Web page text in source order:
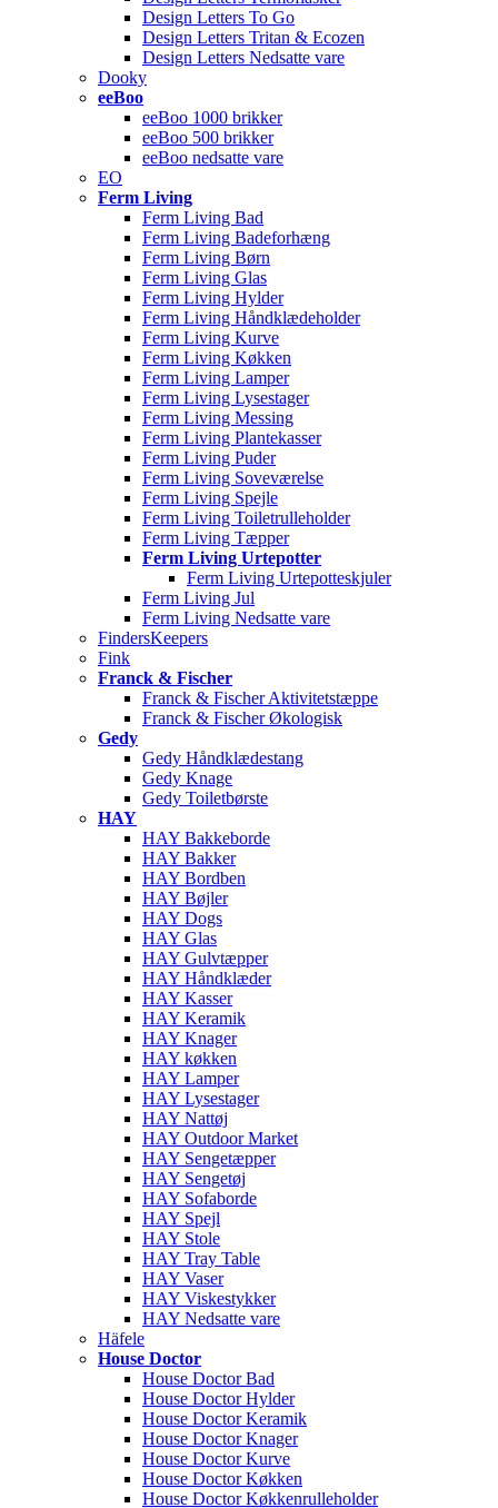
Design Letters To Go
Design Letters Tritan & Ecozen
Design Letters Nedsatte vare
Dooky
eeBoo
eeBoo 1000 brikker
eeBoo 500 brikker
eeBoo nedsatte vare
EO
Ferm Living
Ferm Living Bad
Ferm Living Badeforhæng
Ferm Living Børn
Ferm Living Glas
Ferm Living Hylder
Ferm Living Håndklædeholder
Ferm Living Kurve
Ferm Living Køkken
Ferm Living Lamper
Ferm Living Lysestager
Ferm Living Messing
Ferm Living Plantekasser
Ferm Living Puder
Ferm Living Soveværelse
Ferm Living Spejle
Ferm Living Toiletrulleholder
Ferm Living Tæpper
Ferm Living Urtepotter
Ferm Living Urtepotteskjuler
Ferm Living Jul
Ferm Living Nedsatte vare
FindersKeepers
Fink
Franck & Fischer
Franck & Fischer Aktivitetstæppe
Franck & Fischer Økologisk
Gedy
Gedy Håndklædestang
Gedy Knage
Gedy Toiletbørste
HAY
HAY Bakkeborde
HAY Bakker
HAY Bordben
HAY Bøjler
HAY Dogs
HAY Glas
HAY Gulvtæpper
HAY Håndklæder
HAY Kasser
HAY Keramik
HAY Knager
HAY køkken
HAY Lamper
HAY Lysestager
HAY Nattøj
HAY Outdoor Market
HAY Sengetæpper
HAY Sengetøj
HAY Sofaborde
HAY Spejl
HAY Stole
HAY Tray Table
HAY Vaser
HAY Viskestykker
HAY Nedsatte vare
Häfele
House Doctor
House Doctor Bad
House Doctor Hylder
House Doctor Keramik
House Doctor Knager
House Doctor Kurve
House Doctor Køkken
House Doctor Køkkenrulleholder